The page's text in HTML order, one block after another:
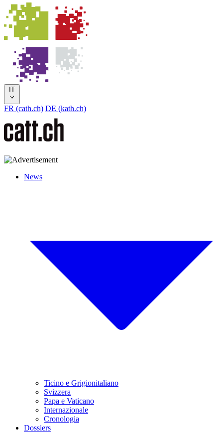
IT
FR (cath.ch) DE (kath.ch)
News
Ticino e Grigionitaliano
Svizzera
Papa e Vaticano
Internazionale
Cronologia
Dossiers